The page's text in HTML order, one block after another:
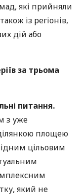
які прийняли
із регіонів,
дій або
за трьома
питання.
з уже
площею
цільовим
який не